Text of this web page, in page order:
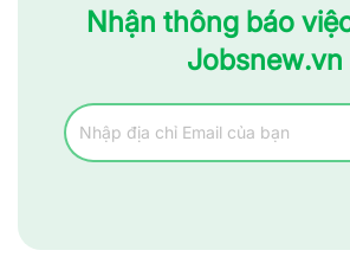
Y tế - Chăm sóc sức khỏe
Nhận thông báo
Jobsnew.vn